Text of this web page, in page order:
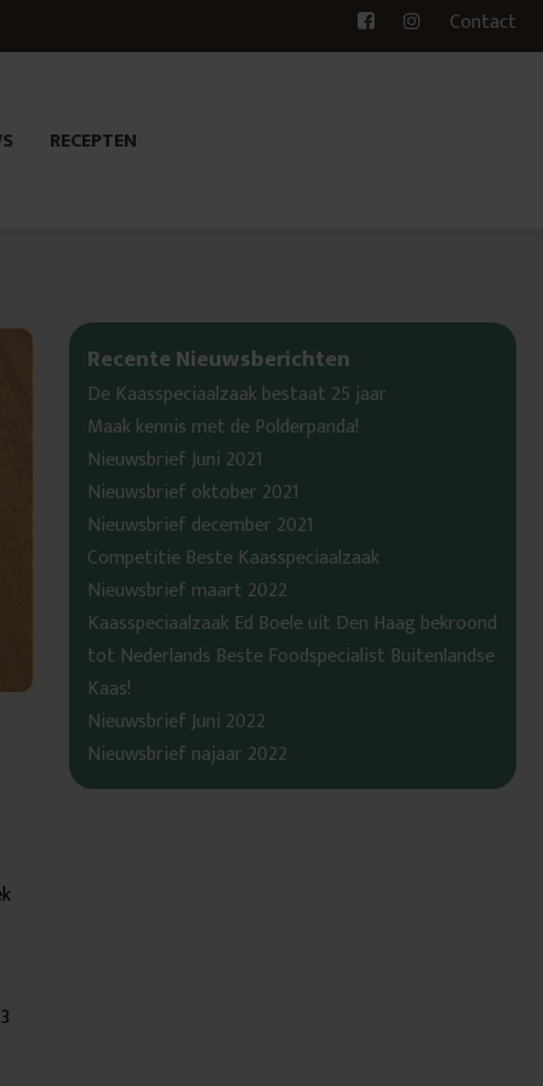
Contact
RECEPTEN
Recente Nieuwsberichten
De Kaasspeciaalzaak bestaat 25 jaar
Maak kennis met de Polderpanda!
Nieuwsbrief Juni 2021
Nieuwsbrief oktober 2021
Nieuwsbrief december 2021
Competitie Beste Kaasspeciaalzaak
Nieuwsbrief maart 2022
Kaasspeciaalzaak Ed Boele uit Den Haag bekroond
tot Nederlands Beste Foodspecialist Buitenlandse
Kaas!
Nieuwsbrief Juni 2022
Nieuwsbrief najaar 2022